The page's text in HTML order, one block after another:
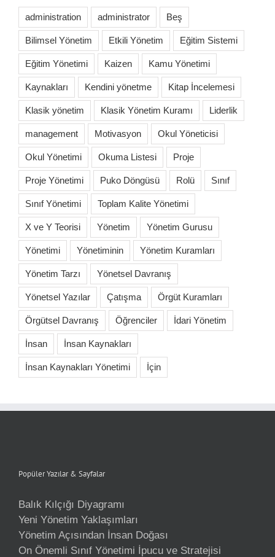
administration administrator Beş
Bilimsel Yönetim Etkili Yönetim Eğitim Sistemi
Eğitim Yönetimi Kaizen Kamu Yönetimi
Kaynakları Kendini yönetme Kitap İncelemesi
Klasik yönetim Klasik Yönetim Kuramı Liderlik
management Motivasyon Okul Yöneticisi
Okul Yönetimi Okuma Listesi Proje
Proje Yönetimi Puko Döngüsü Rolü Sınıf
Sınıf Yönetimi Toplam Kalite Yönetimi
X ve Y Teorisi Yönetim Yönetim Gurusu
Yönetimi Yönetiminin Yönetim Kuramları
Yönetim Tarzı Yönetsel Davranış
Yönetsel Yazılar Çatışma Örgüt Kuramları
Örgütsel Davranış Öğrenciler İdari Yönetim
İnsan İnsan Kaynakları
İnsan Kaynakları Yönetimi İçin
Popüler Yazılar & Sayfalar
Balık Kılçığı Diyagramı
Yeni Yönetim Yaklaşımları
Yönetim Açısından İnsan Doğası
On Önemli Sınıf Yönetimi İpucu ve Stratejisi